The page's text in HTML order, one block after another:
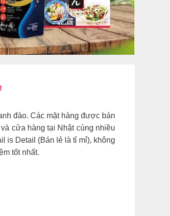
đào. Các mặt hàng được bán
cửa hàng tại Nhật cùng nhiều
is Detail (Bán lẻ là tỉ mỉ), không
tốt nhất.